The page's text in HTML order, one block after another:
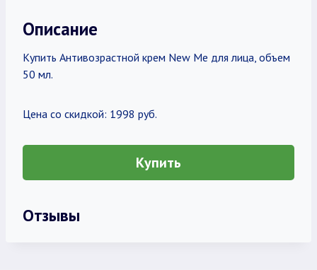
Описание
Купить Антивозрастной крем New Me для лица, объем
50 мл.
Цена со скидкой: 1998 руб.
Купить
Отзывы